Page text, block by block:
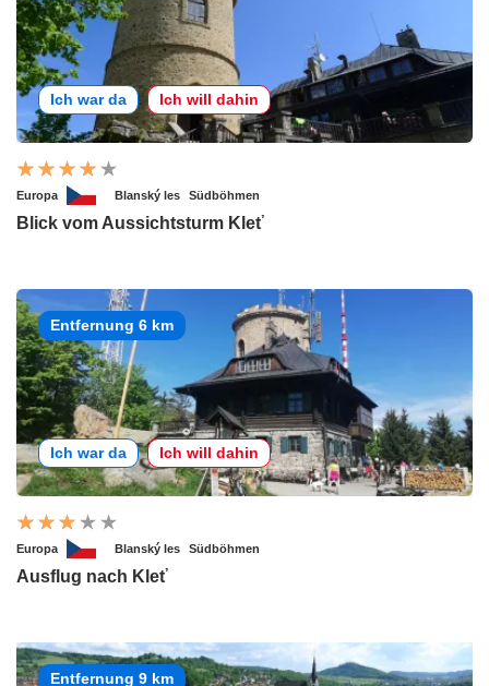
Ich war da Ich will dahin
Europa Blanský les Südböhmen
Blick vom Aussichtsturm Kleť
Entfernung 6 km
Ich war da Ich will dahin
Europa Blanský les Südböhmen
Ausflug nach Kleť
Entfernung 9 km